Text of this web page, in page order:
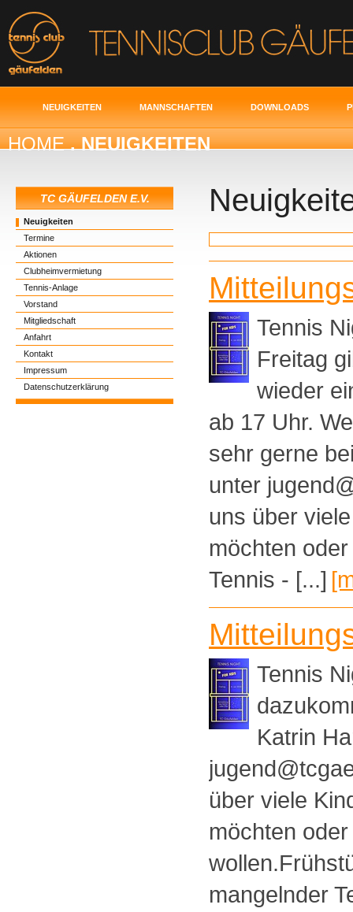
NEUIGKEITEN MANNSCHAFTEN DOWNLOADS
HOME. NEUIGKEITEN
TC GÄUFELDEN E.V.
Neuigkeiten
Termine
Aktionen
Clubheimvermietung
Tennis-Anlage
Vorstand
Mitgliedschaft
Anfahrt
Kontakt
Impressum
Datenschutzerklärung
Tennis
Freitag
wieder
ab 17 Uhr.
sehr gerne
unter
uns über
möchten
Tennis - [...]
Tennis
Katrin
über viele
möchten
mangelnder